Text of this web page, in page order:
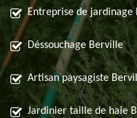
Entreprise de jardinage
Déssouchage Berville
Artisan paysagiste
Jardinier taille de haie